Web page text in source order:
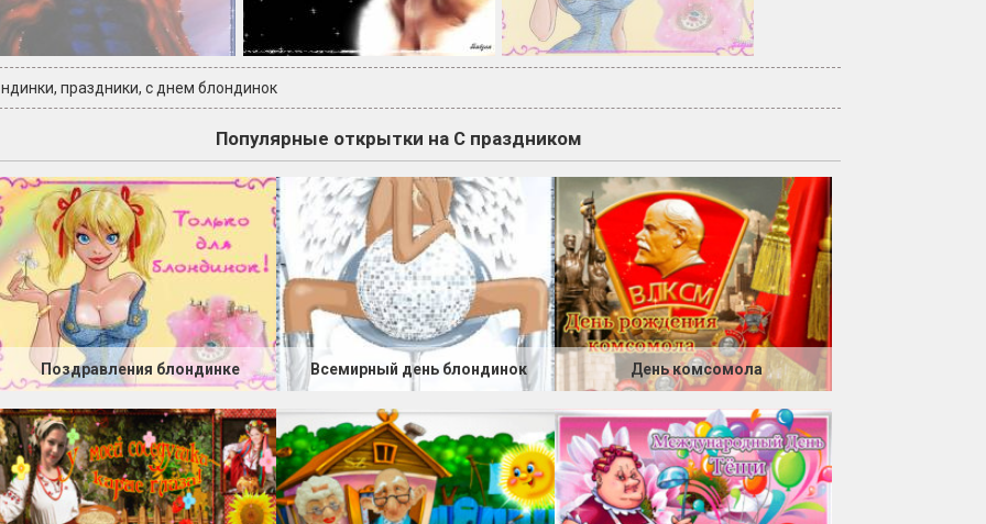
, праздники, с днем блондинок
Популярные открытки на С праздником
Поздравления блондинке Всемирный день блондинок День комсомола